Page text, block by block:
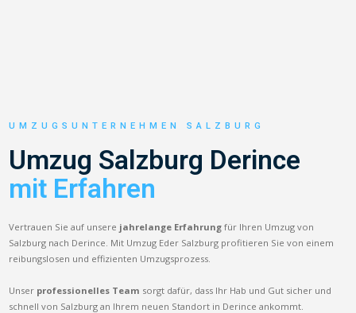
UMZUGSUNTERNEHMEN SALZBURG
Umzug Salzburg Derince
mit Erfahren
Vertrauen Sie auf unsere jahrelange Erfahrung für Ihren Umzug von
Salzburg nach Derince. Mit Umzug Eder Salzburg profitieren Sie von einem
reibungslosen und effizienten Umzugsprozess.
Unser professionelles Team sorgt dafür, dass Ihr Hab und Gut sicher und
schnell von Salzburg an Ihrem neuen Standort in Derince ankommt.